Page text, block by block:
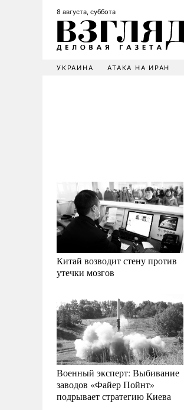
8 августа, суббота
УКРАИНА АТАКА НА ИРАН
Китай возводит стену против
утечки мозгов
Военный эксперт: Выбивание
заводов «Файер Пойнт»
подрывает стратегию Киева